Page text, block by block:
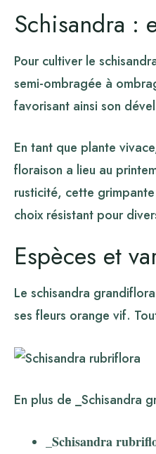
Schisandra :
Pour cultiver le
semi-ombragée à
favorisant ainsi son
En tant que plante
floraison a lieu au
rusticité, cette
choix résistant pour
Espèces et
Le schisandra
ses fleurs orange vif.
En plus de _Schisandra
_Schisandra